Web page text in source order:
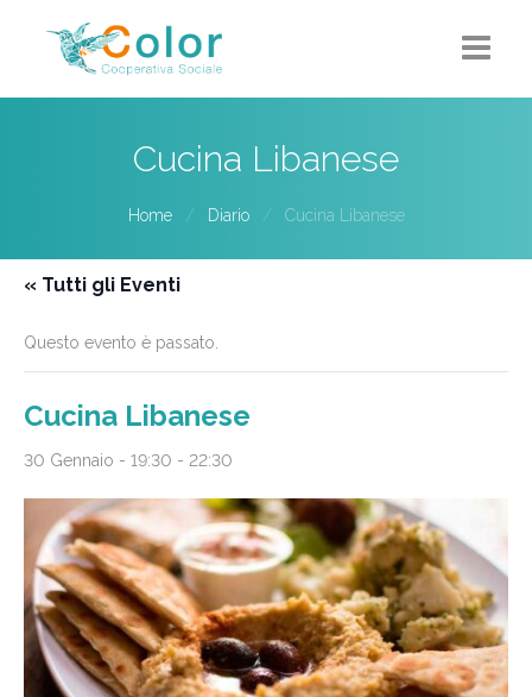
Progetti-Servizi
Eventi
Contatti
Cucina Libanese
Home Diario Cucina Libanese
« Tutti gli Eventi
Questo evento è passato.
Cucina Libanese
30 Gennaio - 19:30 - 22:30